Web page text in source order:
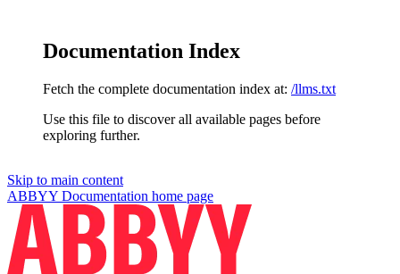
Documentation Index
Fetch the complete documentation index at: /llms.txt
Use this file to discover all available pages before
exploring further.
Skip to main content
ABBYY Documentation home page